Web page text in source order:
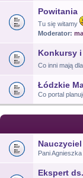
Powitania
Tu się witamy
Moderator:
Konkursy
Co inni mają
Łódzkie
Co portal
Pani
Ekspert